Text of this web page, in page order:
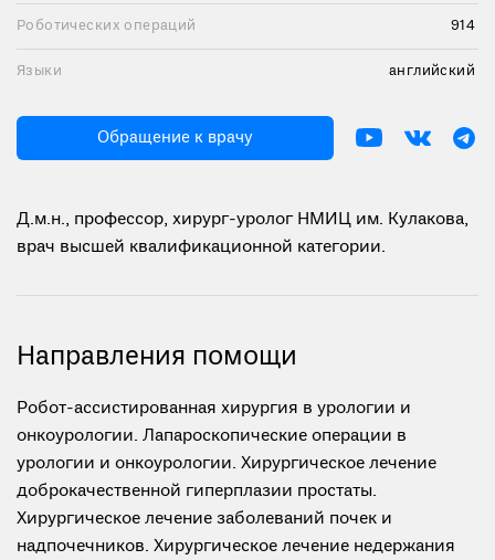
Роботических операций 914
Языки английский
Обращение к врачу
Д.м.н., профессор, хирург-уролог НМИЦ им. Кулакова,
врач высшей квалификационной категории.
Направления помощи
Робот-ассистированная хирургия в урологии и
онкоурологии. Лапароскопические операции в
урологии и онкоурологии. Хирургическое лечение
доброкачественной гиперплазии простаты.
Хирургическое лечение заболеваний почек и
надпочечников. Хирургическое лечение недержания